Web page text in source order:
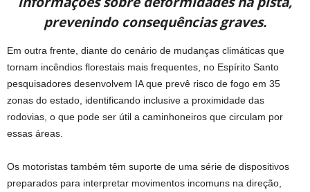
prevenindo consequências graves.
Em outra frente, diante do cenário de mudanças climáticas que
tornam incêndios florestais mais frequentes, no Espírito Santo
pesquisadores desenvolvem IA que prevê risco de fogo em 35
zonas do estado, identificando inclusive a proximidade das
rodovias, o que pode ser útil a caminhoneiros que circulam por
essas áreas.
Os motoristas também têm suporte de uma série de dispositivos
preparados para interpretar movimentos incomuns na direção,